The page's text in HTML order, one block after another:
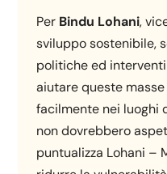
Per Bindu Lohani,
sviluppo sostenibile,
politiche ed
aiutare queste
facilmente nei luoghi
non dovrebbero
puntualizza Lohani –